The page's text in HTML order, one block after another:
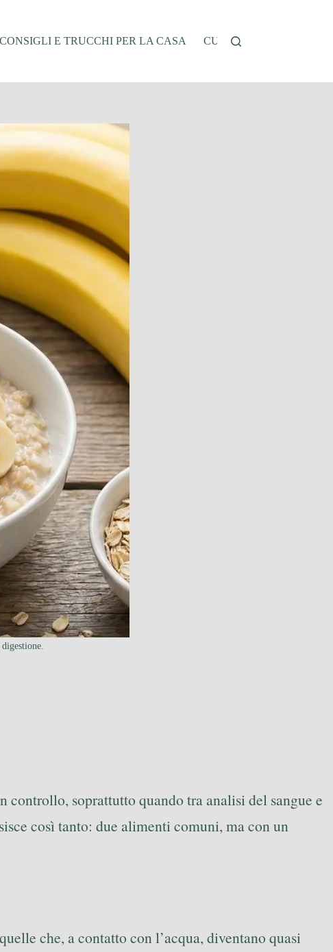
CONSIGLI E TRUCCHI PER LA CASA CUCINA E RICETTE
soprattutto quando tra analisi del sangue e
così tanto: due alimenti comuni, ma con un
che, a contatto con l’acqua, diventano quasi